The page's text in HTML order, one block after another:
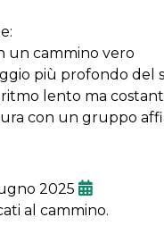
un cammino vero
più profondo del
lento ma
con un gruppo
2025
al cammino.